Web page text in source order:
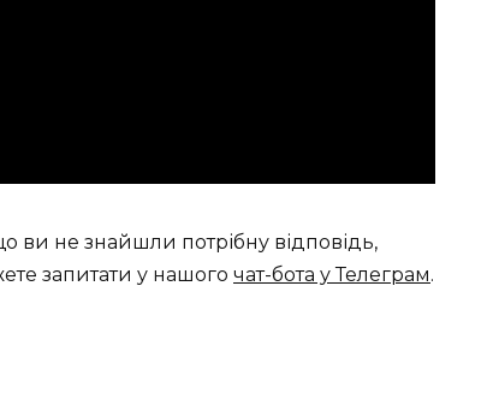
ви не знайшли потрібну відповідь,
запитати у нашого чат-бота у Телеграм.